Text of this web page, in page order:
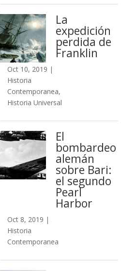
La
expedición
perdida de
Franklin
Oct 10, 2019 |
Historia
Contemporanea,
Historia Universal
El
bombardeo
alemán
sobre Bari:
el segundo
Pearl
Harbor
Oct 8, 2019 |
Historia
Contemporanea